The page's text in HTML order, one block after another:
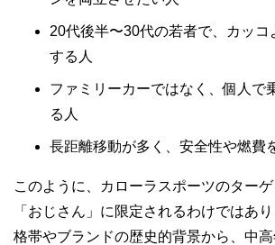
20代後半〜30代の若者で、カッコ
する人
ファミリーカーではなく、個人で
る人
長距離移動が多く、安全性や燃費
このように、カローラスポーツのター
「おじさん」に限定されるわけではあ
格帯やブランドの歴史的背景から、中